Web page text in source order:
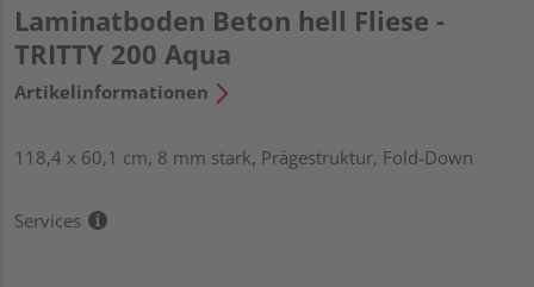
Laminatboden Beton hell Fliese -
TRITTY 200 Aqua
Artikelinformationen
118,4 x 60,1 cm, 8 mm stark, Prägestruktur, Fold-Down
Services